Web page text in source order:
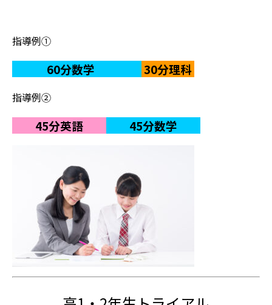
指導例①
60分数学 30分理科
指導例②
45分英語 45分数学